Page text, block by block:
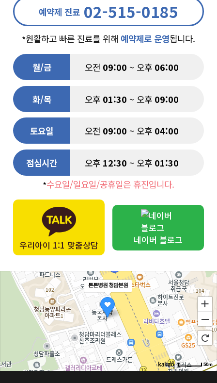
예약제 진료 02-515-0185
원활하고 빠른 진료를 위해 예약제로 운영됩니다.
월/금 오전 09:00 ~ 오후 06:00
화/목 오후 01:30 ~ 오후 09:00
토요일 오전 09:00 ~ 오후 04:00
점심시간 오후 12:30 ~ 오후 01:30
수요일/일요일/공휴일은 휴진입니다.
우리아이 1:1 맞춤상담 네이버 블로그
튼튼병원 청담본원
50m